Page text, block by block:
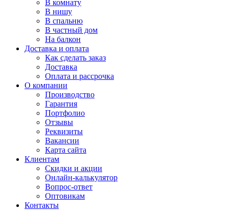
В комнату
В нишу
В спальню
В частный дом
На балкон
Доставка и оплата
Как сделать заказ
Доставка
Оплата и рассрочка
О компании
Производство
Гарантия
Портфолио
Отзывы
Реквизиты
Вакансии
Карта сайта
Клиентам
Скидки и акции
Онлайн-калькулятор
Вопрос-ответ
Оптовикам
Контакты